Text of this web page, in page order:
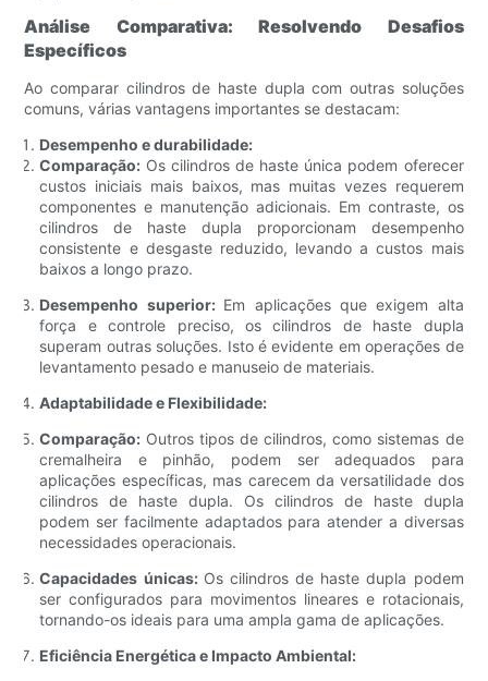
Análise Comparativa: Resolvendo Desafios
Específicos
Ao comparar cilindros de haste dupla com outras soluções
comuns, várias vantagens importantes se destacam:
Desempenho e durabilidade:
Comparação: Os cilindros de haste única podem oferecer
custos iniciais mais baixos, mas muitas vezes requerem
componentes e manutenção adicionais. Em contraste, os
cilindros de haste dupla proporcionam desempenho
consistente e desgaste reduzido, levando a custos mais
baixos a longo prazo.
Desempenho superior: Em aplicações que exigem alta
força e controle preciso, os cilindros de haste dupla
superam outras soluções. Isto é evidente em operações de
levantamento pesado e manuseio de materiais.
Adaptabilidade e Flexibilidade:
Comparação: Outros tipos de cilindros, como sistemas de
cremalheira e pinhão, podem ser adequados para
aplicações específicas, mas carecem da versatilidade dos
cilindros de haste dupla. Os cilindros de haste dupla
podem ser facilmente adaptados para atender a diversas
necessidades operacionais.
Capacidades únicas: Os cilindros de haste dupla podem
ser configurados para movimentos lineares e rotacionais,
tornando-os ideais para uma ampla gama de aplicações.
Eficiência Energética e Impacto Ambiental: